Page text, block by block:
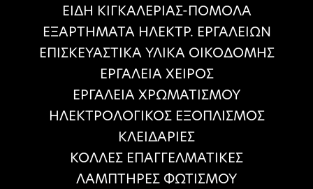
ΕΙΔΗ ΚΙΓΚΑΛΕΡΙΑΣ-ΠΟΜΟΛΑ
ΕΞΑΡΤΗΜΑΤΑ ΗΛΕΚΤΡ. ΕΡΓΑΛΕΙΩΝ
ΕΠΙΣΚΕΥΑΣΤΙΚΑ ΥΛΙΚΑ ΟΙΚΟΔΟΜΗΣ
ΕΡΓΑΛΕΙΑ ΧΕΙΡΟΣ
ΕΡΓΑΛΕΙΑ ΧΡΩΜΑΤΙΣΜΟΥ
ΗΛΕΚΤΡΟΛΟΓΙΚΟΣ ΕΞΟΠΛΙΣΜΟΣ
ΚΛΕΙΔΑΡΙΕΣ
ΚΟΛΛΕΣ ΕΠΑΓΓΕΛΜΑΤΙΚΕΣ
ΛΑΜΠΤΗΡΕΣ ΦΩΤΙΣΜΟΥ